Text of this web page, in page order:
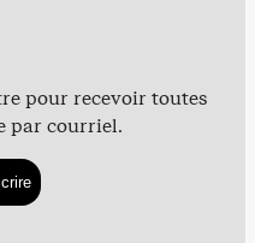
pour recevoir toutes
par courriel.